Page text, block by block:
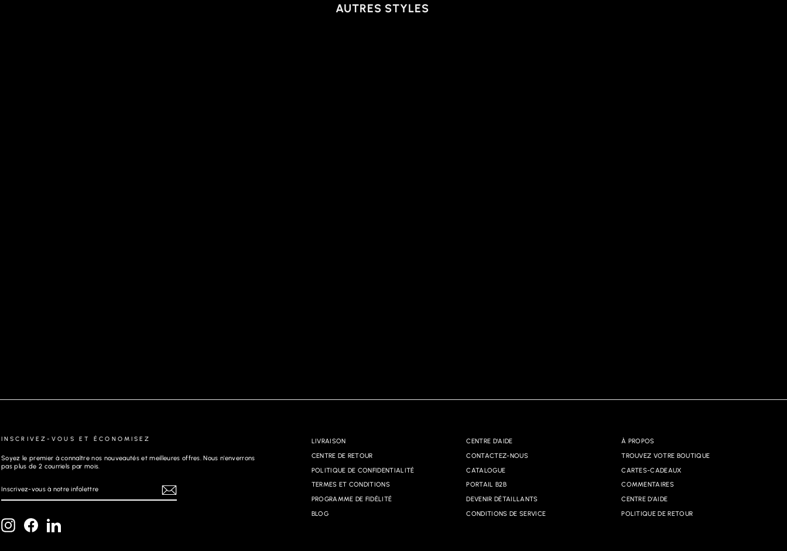
AUTRES STYLES
INSCRIVEZ-VOUS ET ÉCONOMISEZ
Soyez le premier à connaître nos nouveautés et meilleures offres. Nous n'enverrons
pas plus de 2 courriels par mois.
VOUS
NOTRE
InstagramFacebook
LIVRAISON
CENTRE DE RETOUR
POLITIQUE DE CONFIDENTIALITÉ
TERMES ET CONDITIONS
PROGRAMME DE FIDÉLITÉ
BLOG
CENTRE D'AIDE
CONTACTEZ-NOUS
CATALOGUE
PORTAIL B2B
DEVENIR DÉTAILLANTS
CONDITIONS DE SERVICE
À PROPOS
TROUVEZ VOTRE BOUTIQUE
CARTES-CADEAUX
COMMENTAIRES
CENTRE D'AIDE
POLITIQUE DE RETOUR